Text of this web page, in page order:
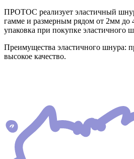
ПРОТОС реализует эластичный
гамме и размерным рядом от 2мм
упаковка при покупке эластичного
Преимущества эластичного шнура:
высокое качество.